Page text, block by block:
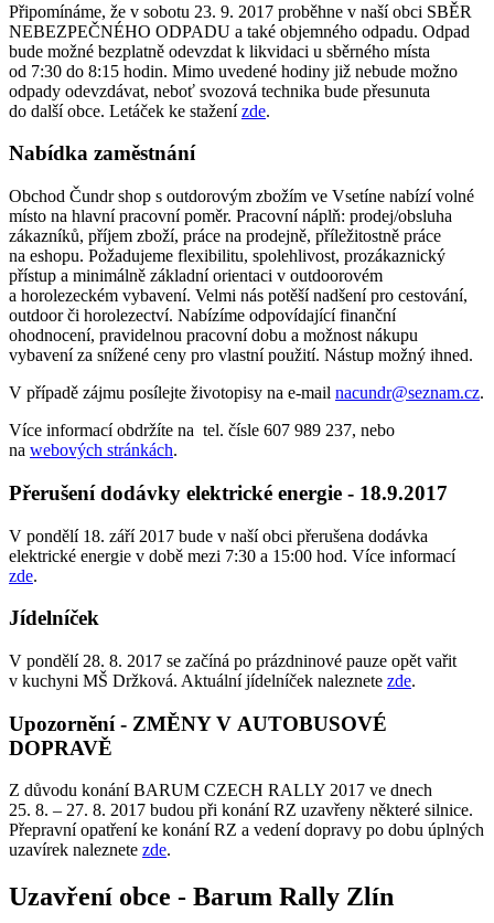
Připomínáme, že v sobotu 23. 9. 2017 proběhne v naší obci SBĚR
NEBEZPEČNÉHO ODPADU a také objemného odpadu. Odpad
bude možné bezplatně odevzdat k likvidaci u sběrného místa
od 7:30 do 8:15 hodin. Mimo uvedené hodiny již nebude možno
odpady odevzdávat, neboť svozová technika bude přesunuta
do další obce. Letáček ke staženízde.
Nabídka zaměstnání
Obchod Čundr shop s outdorovým zbožím ve Vsetíne nabízí volné
místo na hlavní pracovní poměr. Pracovní náplň: prodej/obsluha
zákazníků, příjem zboží, práce na prodejně, příležitostně práce
na eshopu. Požadujeme flexibilitu, spolehlivost, prozákaznický
přístup a minimálně základní orientaci v outdoorovém
a horolezeckém vybavení. Velmi nás potěší nadšení pro cestování,
outdoor či horolezectví. Nabízíme odpovídající finanční
ohodnocení, pravidelnou pracovní dobu a možnost nákupu
vybavení za snížené ceny pro vlastní použití. Nástup možný ihned.
V případě zájmu posílejte životopisy na e-mail nacundr@seznam.cz.
Více informací obdržíte na tel. čísle 607 989 237, nebo
na webových stránkách.
Přerušení dodávky elektrické energie - 18.9.2017
V pondělí 18. září 2017 bude v naší obci přerušena dodávka
elektrické energie v době mezi 7:30 a 15:00 hod. Více informací
zde.
Jídelníček
V pondělí 28. 8. 2017 se začíná po prázdninové pauze opět vařit
v kuchyni MŠ Držková. Aktuální jídelníček naleznete zde.
Upozornění - ZMĚNY V AUTOBUSOVÉ
DOPRAVĚ
Z důvodu konání BARUM CZECH RALLY 2017 ve dnech
25. 8. – 27. 8. 2017 budou při konání RZ uzavřeny některé silnice.
Přepravní opatření ke konání RZ a vedení dopravy po dobu úplných
uzavírek naleznete zde.
Uzavření obce - Barum Rally Zlín